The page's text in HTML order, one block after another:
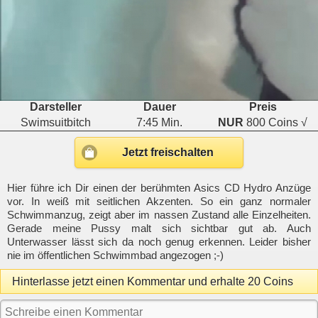
Darsteller Dauer
Preis
Swimsuitbitch
7:45 Min. NUR 800 Coins √
Jetzt freischalten
Hier führe ich Dir einen der berühmten Asics CD Hydro Anzüge
vor. In weiß mit seitlichen Akzenten. So ein ganz normaler
Schwimmanzug, zeigt aber im nassen Zustand alle Einzelheiten.
Gerade meine Pussy malt sich sichtbar gut ab. Auch
Unterwasser lässt sich da noch genug erkennen. Leider bisher
nie im öffentlichen Schwimmbad angezogen ;-)
Hinterlasse jetzt einen Kommentar und erhalte 20 Coins